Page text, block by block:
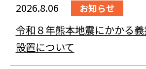
2026.8.06 お知らせ
令和８年熊本地震にかかる
設置について